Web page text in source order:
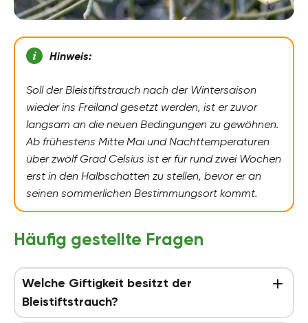
Hinweis:
Soll der Bleistiftstrauch nach der Wintersaison
wieder ins Freiland gesetzt werden, ist er zuvor
langsam an die neuen Bedingungen zu gewöhnen.
Ab frühestens Mitte Mai und Nachttemperaturen
über zwölf Grad Celsius ist er für rund zwei Wochen
erst in den Halbschatten zu stellen, bevor er an
seinen sommerlichen Bestimmungsort kommt.
Häufig gestellte Fragen
Welche Giftigkeit besitzt der
Bleistiftstrauch?